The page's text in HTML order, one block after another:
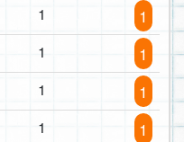
1 1
1 1
1 1
1 1